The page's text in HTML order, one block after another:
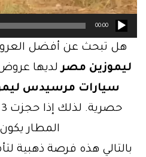
00:00
هل تبحث عن أفضل
ليموزين مصرلديها عروض
سيارات مرسيدس
المطار يكون
بالتالي هذه فرصة ذهبية